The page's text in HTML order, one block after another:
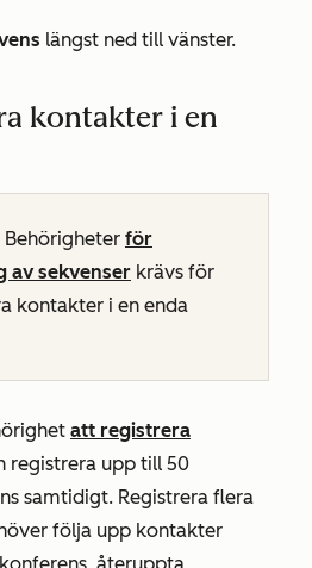
längst ned till vänster.
kontakter i en
Behörigheter för
av sekvenser krävs för
kontakter i en enda
att registrera
registrera upp till 50
samtidigt. Registrera flera
följa upp kontakter